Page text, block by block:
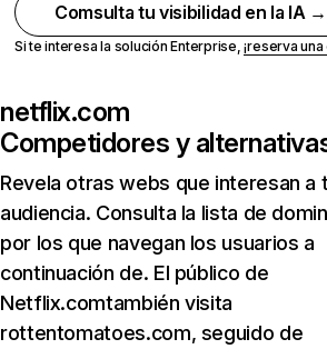
Comsulta tu visibilidad en la IA →
Si te interesa la solución Enterprise,¡reserva
netflix.com
Competidores y
Revela otras webs que interesan a
audiencia. Consulta la lista de
por los que navegan los usuarios a
continuación de. El público de
Netflix.comtambién visita
rottentomatoes.com, seguido de